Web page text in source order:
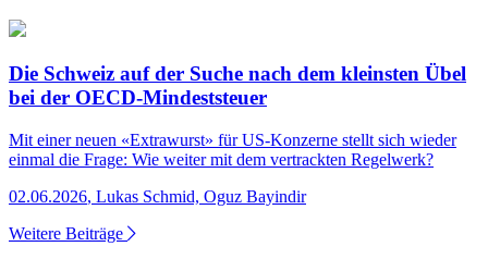
Die Schweiz auf der Suche nach dem kleinsten Übel
bei der OECD-Mindeststeuer
Mit einer neuen «Extrawurst» für US-Konzerne stellt sich wieder
einmal die Frage: Wie weiter mit dem vertrackten Regelwerk?
02.06.2026, Lukas Schmid, Oguz Bayindir
Weitere Beiträge